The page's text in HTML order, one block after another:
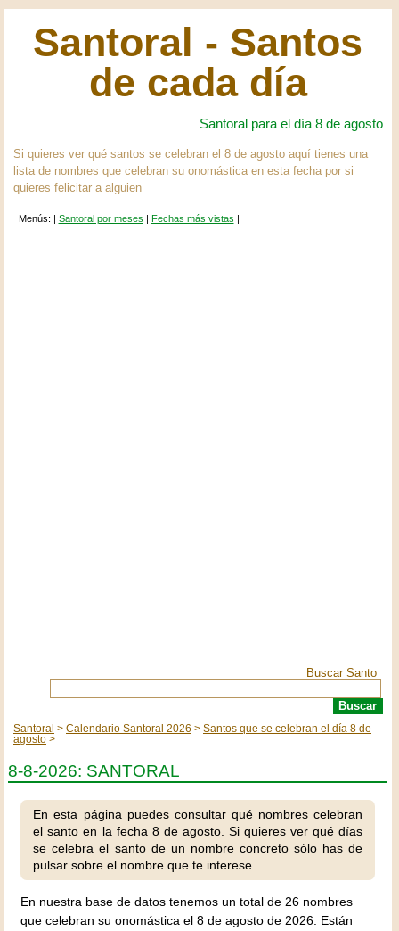
Santoral - Santos
de cada día
Santoral para el día 8 de agosto
Si quieres ver qué santos se celebran el 8 de agosto aquí tienes una
lista de nombres que celebran su onomástica en esta fecha por si
quieres felicitar a alguien
Menús: | Santoral por meses | Fechas más vistas |
Buscar Santo
Santoral Calendario Santoral 2026
Santos que se celebran el día 8 de
agosto
8-8-2026: SANTORAL
En esta página puedes consultar qué nombres celebran
el santo en la fecha 8 de agosto. Si quieres ver qué días
se celebra el santo de un nombre concreto sólo has de
pulsar sobre el nombre que te interese.
En nuestra base de datos tenemos un total de 26 nombres
que celebran su onomástica el 8 de agosto de 2026. Están